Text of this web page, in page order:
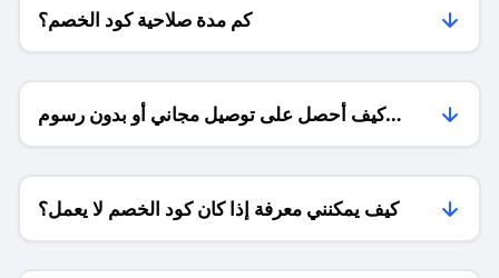
كم مدة صلاحية كود الخصم؟
كيف أحصل على توصيل مجاني أو بدون رسوم
الشحن ؟
كيف يمكنني معرفة إذا كان كود الخصم لا يعمل؟